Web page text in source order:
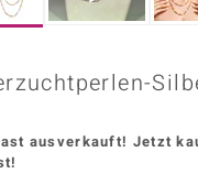
ausverkauft! Jetzt